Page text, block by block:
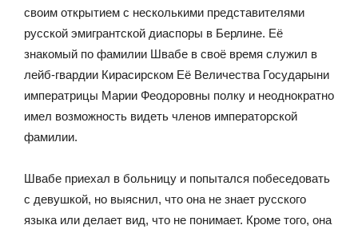
своим открытием с несколькими представителями
русской эмигрантской диаспоры в Берлине. Её
знакомый по фамилии Швабе в своё время служил в
лейб-гвардии Кирасирском Её Величества Государыни
императрицы Марии Феодоровны полку и неоднократно
имел возможность видеть членов императорской
фамилии.
Швабе приехал в больницу и попытался побеседовать
с девушкой, но выяснил, что она не знает русского
языка или делает вид, что не понимает. Кроме того, она